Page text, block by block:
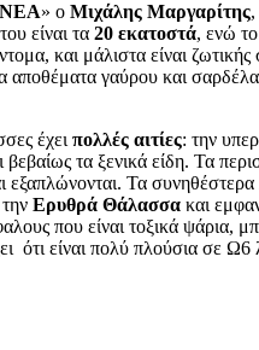
ΝΕΑ» ο Μιχάλης Μαργαρίτης
είναι τα 20 εκατοστά, ενώ
και μάλιστα είναι
αποθέματα γαύρου και
έχει πολλές αιτίες: την
τα ξενικά είδη. Τα
Τα συνηθέστερα
Ερυθρά Θάλασσα και
που είναι τοξικά
ότι είναι πολύ πλούσια σε